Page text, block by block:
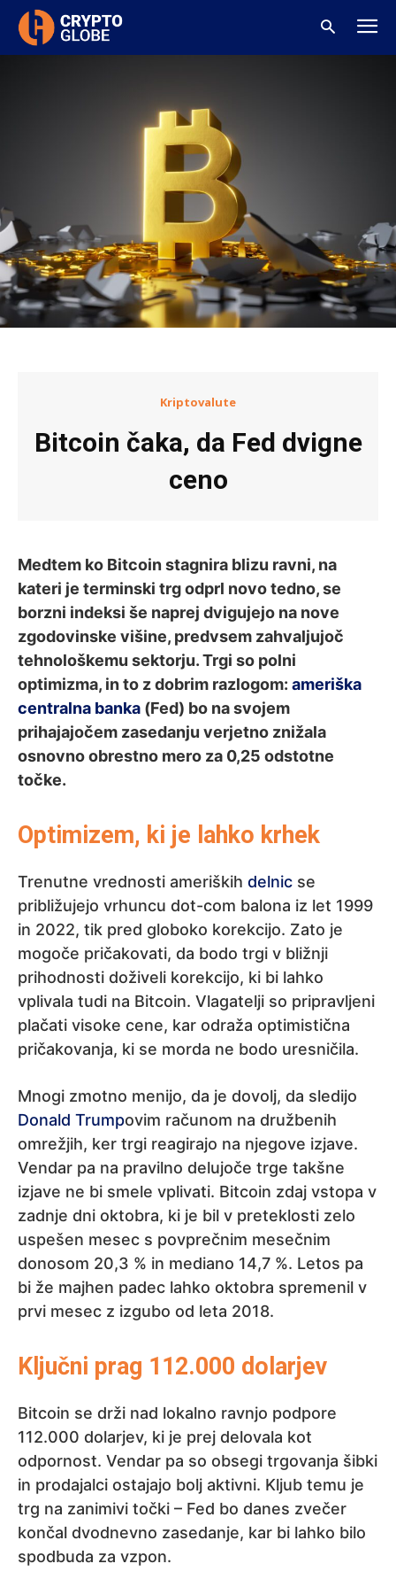
Kriptovalute
Bitcoin čaka, da Fed dvigne
ceno
Medtem ko Bitcoin stagnira blizu ravni, na
kateri je terminski trg odprl novo tedno, se
borzni indeksi še naprej dvigujejo na nove
zgodovinske višine, predvsem zahvaljujoč
tehnološkemu sektorju. Trgi so polni
optimizma, in to z dobrim razlogom: ameriška
centralna banka (Fed) bo na svojem
prihajajočem zasedanju verjetno znižala
osnovno obrestno mero za 0,25 odstotne
točke.
Optimizem, ki je lahko krhek
Trenutne vrednosti ameriških delnic se
približujejo vrhuncu dot-com balona iz let 1999
in 2022, tik pred globoko korekcijo. Zato je
mogoče pričakovati, da bodo trgi v bližnji
prihodnosti doživeli korekcijo, ki bi lahko
vplivala tudi na Bitcoin. Vlagatelji so pripravljeni
plačati visoke cene, kar odraža optimistična
pričakovanja, ki se morda ne bodo uresničila.
Mnogi zmotno menijo, da je dovolj, da sledijo
Donald Trumpovim računom na družbenih
omrežjih, ker trgi reagirajo na njegove izjave.
Vendar pa na pravilno delujoče trge takšne
izjave ne bi smele vplivati. Bitcoin zdaj vstopa v
zadnje dni oktobra, ki je bil v preteklosti zelo
uspešen mesec s povprečnim mesečnim
donosom 20,3 % in mediano 14,7 %. Letos pa
bi že majhen padec lahko oktobra spremenil v
prvi mesec z izgubo od leta 2018.
Ključni prag 112.000 dolarjev
Bitcoin se drži nad lokalno ravnjo podpore
112.000 dolarjev, ki je prej delovala kot
odpornost. Vendar pa so obsegi trgovanja šibki
in prodajalci ostajajo bolj aktivni. Kljub temu je
trg na zanimivi točki – Fed bo danes zvečer
končal dvodnevno zasedanje, kar bi lahko bilo
spodbuda za vzpon.